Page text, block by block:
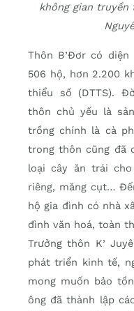
không gian truyền
Thôn B’Đơr có
506 hộ, hơn 2.200
thiểu số (DTTS).
thôn chủ yếu là
trồng chính là cà
trong thôn cũng đã
loại cây ăn trái
riêng, măng cụt…
hộ gia đình có nhà
đình văn hoá, toàn
Trưởng thôn K’
phát triển kinh tế,
mong muốn bảo
ông đã thành lập